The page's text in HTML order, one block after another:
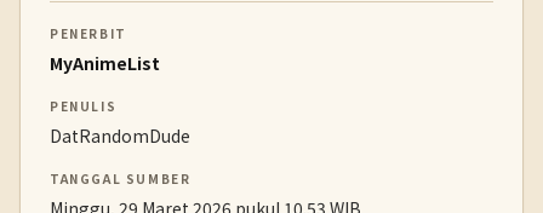
PENERBIT
MyAnimeList
PENULIS
DatRandomDude
TANGGAL SUMBER
Minggu, 29 Maret 2026 pukul 10.53 WIB